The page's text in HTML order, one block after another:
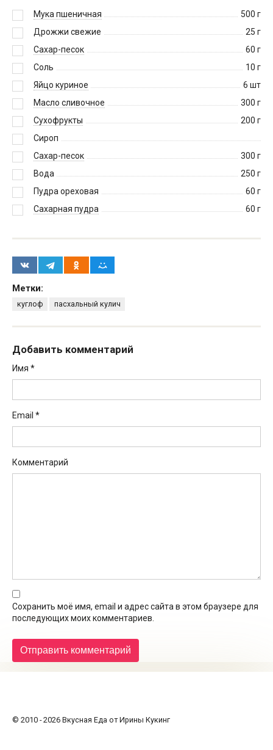
Мука пшеничная 500 г
Дрожжи свежие
25 г
Сахар-песок
60 г
Соль
10 г
Яйцо куриное
6 шт
Масло сливочное
300 г
Сухофрукты
200 г
Сироп
Сахар-песок
300 г
Вода
250 г
Пудра ореховая
60 г
Сахарная пудра
60 г
Метки:
куглоф пасхальный кулич
Добавить комментарий
Имя *
Email *
Комментарий
Сохранить моё имя, email и адрес сайта в этом браузере для
последующих моих комментариев.
© 2010 - 2026 Вкусная Еда от Ирины Кукинг